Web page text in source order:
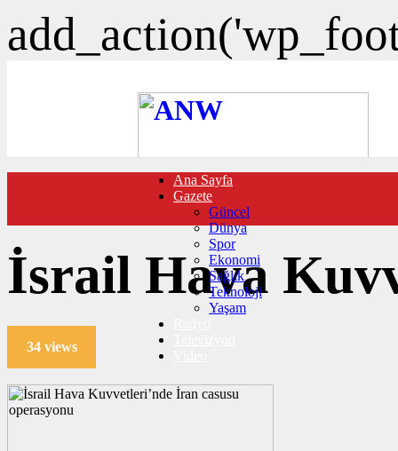
FOTO GALERİ
VIDEO GALERİ
TRAFİK DURUMU
NÖBETÇİ ECZANELER
CANLI SONUÇLAR
HABER GÖNDER
BURÇLAR
İLETİŞİM
Ana Sayfa
Gazete
Güncel
Dünya
Spor
Ekonomi
Sağlık
Teknoloji
Yaşam
İsrail Hava
34 views